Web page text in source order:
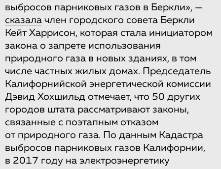
выбросов парниковых газов в Беркли», —
сказала член городского совета Беркли
Кейт Харрисон, которая стала инициатором
закона о запрете использования
природного газа в новых зданиях, в том
числе частных жилых домах. Председатель
Калифорнийской энергетической комиссии
Дэвид Хохшильд отмечает, что 50 других
городов штата рассматривают законы,
связанные с поэтапным отказом
от природного газа. По данным Кадастра
выбросов парниковых газов Калифорнии,
в 2017 году на электроэнергетику